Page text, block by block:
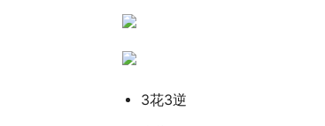
3花3逆